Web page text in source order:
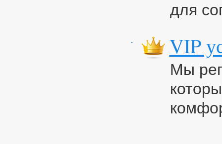
для
VIP
Мы